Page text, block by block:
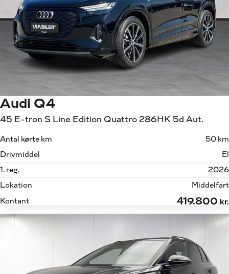
Audi Q4
45 E-tron S Line Edition Quattro 286HK 5d Aut.
Antal kørte km
50 km
Drivmiddel
El
1. reg.
2026
Lokation
Middelfart
Kontant
419.800 kr.